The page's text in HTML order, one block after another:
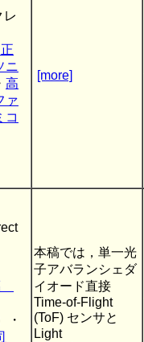
レ
ニ
高
ァ
コ
[more]
・
本稿では，単一光
子アバランシェダ
イオード直接
Time-of-Flight
(ToF) センサと
Light